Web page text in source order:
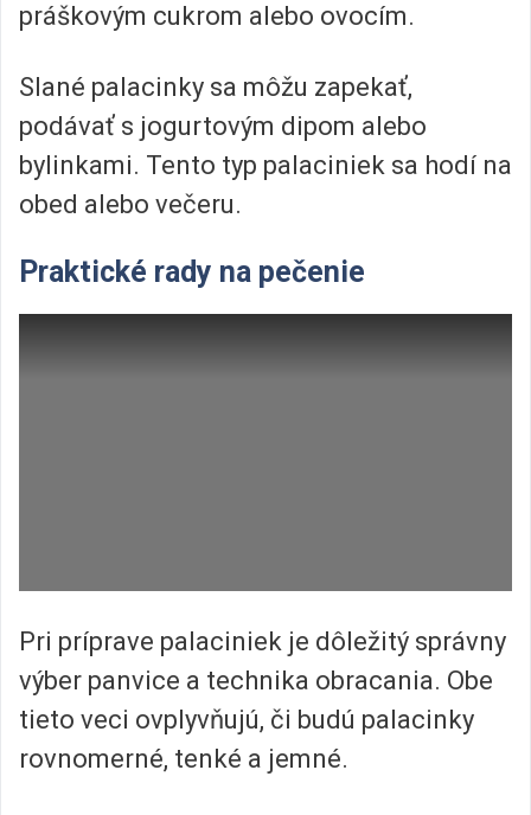
práškovým cukrom alebo ovocím.
Slané palacinky sa môžu zapekať,
podávať s jogurtovým dipom alebo
bylinkami. Tento typ palaciniek sa hodí na
obed alebo večeru.
Praktické rady na pečenie
Pri príprave palaciniek je dôležitý správny
výber panvice a technika obracania. Obe
tieto veci ovplyvňujú, či budú palacinky
rovnomerné, tenké a jemné.